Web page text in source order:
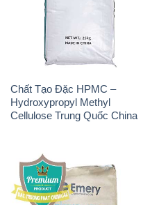
Chất Tạo Đặc HPMC –
Hydroxypropyl Methyl
Cellulose Trung Quốc China